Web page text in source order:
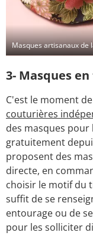
Masques artisanaux de
3- Masques
C'est le moment
couturières
des masques
gratuitement
proposent des
directe, en
choisir le motif du
suffit de se
entourage ou de
pour les solliciter